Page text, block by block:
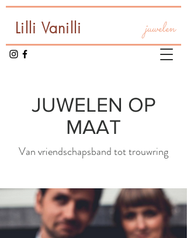
Lilli Vanilli juwelen
JUWELEN OP
MAAT
Van vriendschapsband tot trouwring